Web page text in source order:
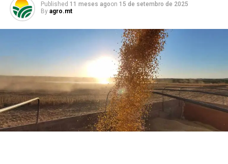
Published 11 meses agoon 15 de setembro de 2025
By agro.mt